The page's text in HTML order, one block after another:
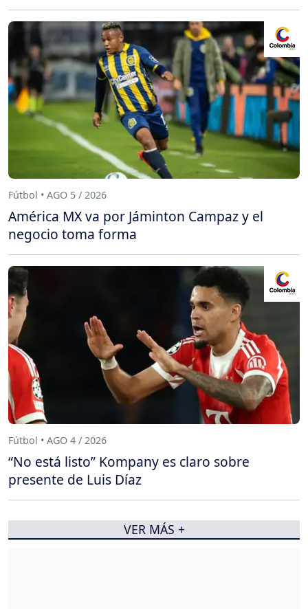
Fútbol • AGO 5 / 2026
América MX va por Jáminton Campaz y el
negocio toma forma
Fútbol • AGO 4 / 2026
“No está listo” Kompany es claro sobre
presente de Luis Díaz
VER MÁS +